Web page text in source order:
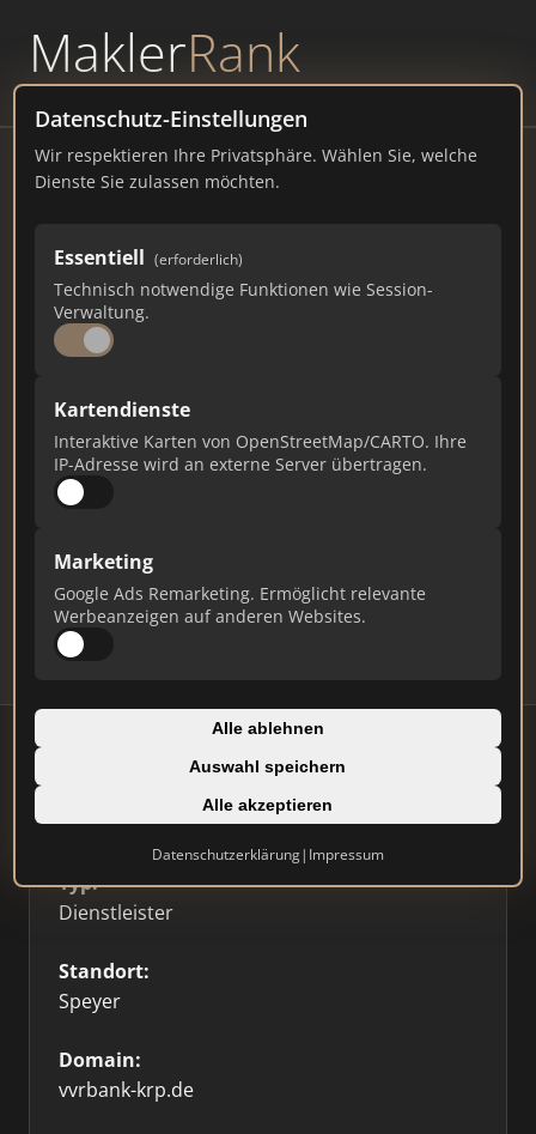
MaklerRank
powered byWAVEPOINT
Datenschutz-Einstellungen
Wir respektieren Ihre Privatsphäre. Wählen Sie, welche
Dienste Sie zulassen möchten.
Essentiell (erforderlich)
Technisch notwendige Funktionen wie Session-
Verwaltung.
Kartendienste
Interaktive Karten von OpenStreetMap/CARTO. Ihre
IP-Adresse wird an externe Server übertragen.
Marketing
Google Ads Remarketing. Ermöglicht relevante
Werbeanzeigen auf anderen Websites.
Alle ablehnen
Auswahl speichern
Alle akzeptieren
Datenschutzerklärung| Impressum
Vereinigte VR Bank Kur- und
Bahnhofstraße 19, 67346 Speyer
vvrbank-krp.de
2.132
Gesamtpunkte
Ist das Ihr Unternehmen?
Daten und erhalten Sie monatliche Ranking-
Updates.
Profil beanspruchen
⭐ Etabliert
Typ:
Dienstleister
Standort:
Speyer
Domain:
vvrbank-krp.de